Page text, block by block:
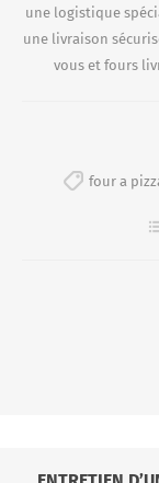
une logistique
une livraison
vous et fours
four a